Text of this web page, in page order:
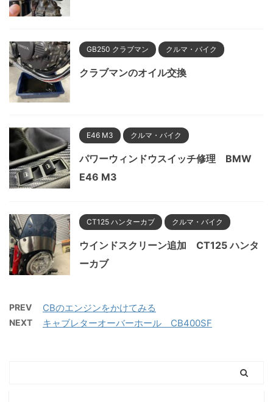
GB250 クラブマン クルマ・バイク
クラブマンのオイル交換
E46 M3 クルマ・バイク
パワーウィンドウスイッチ修理 BMW
E46 M3
CT125 ハンターカブ クルマ・バイク
ウインドスクリーン追加 CT125 ハンタ
ーカブ
PREV CBのエンジンをかけてみる
NEXT キャブレターオーバーホール CB400SF